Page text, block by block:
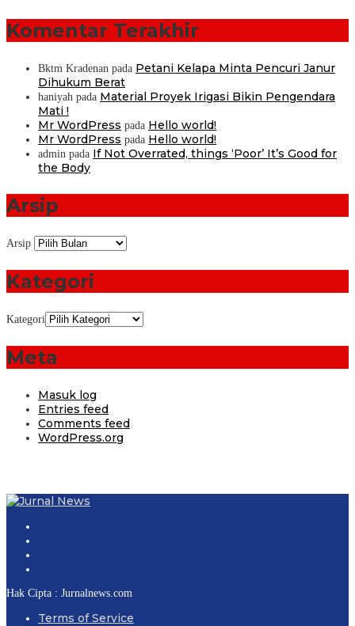
Komentar Terakhir
Bktm Kradenan pada Petani Kelapa Minta Pencuri Janur
Dihukum Berat
haniyah pada Material Proyek Irigasi Bikin Pengendara
Mati !
Mr WordPress pada Hello world!
Mr WordPress pada Hello world!
admin pada If Not Overrated, things ‘Poor’ It’s Good for
the Body
Arsip
Arsip
Kategori
Kategori
Meta
Masuk log
Entries feed
Comments feed
WordPress.org
Hak Cipta : Jurnalnews.com
Terms of Service